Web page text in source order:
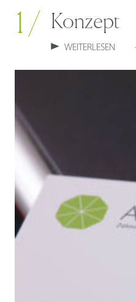
1 / Konzept
WEITERLESEN